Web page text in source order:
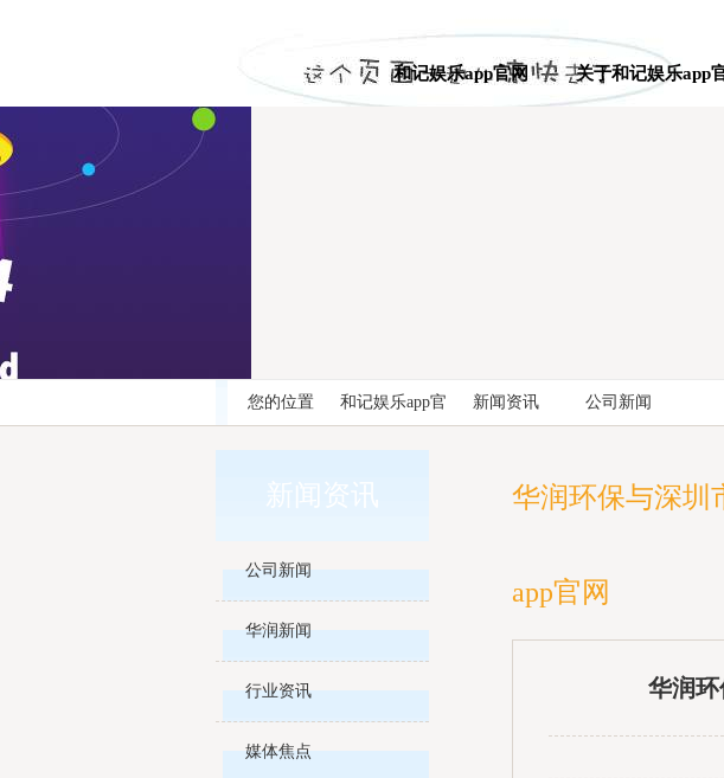
和记娱乐app官网 关于和记娱乐app
您的位置 和记娱乐app官 新闻资讯 公司新闻
新闻资讯
公司新闻
华润新闻
行业资讯
媒体焦点
华润环保与深圳
app官网
华润